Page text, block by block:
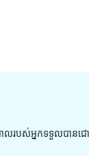
យាបាលរបស់អ្នកទ